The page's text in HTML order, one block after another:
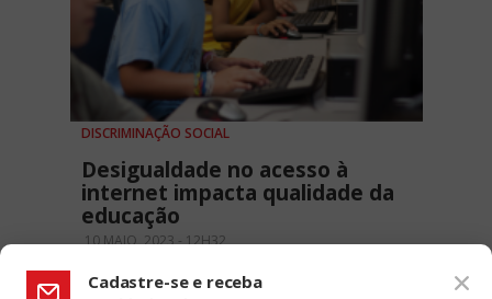
DISCRIMINAÇÃO SOCIAL
Desigualdade no acesso à
internet impacta qualidade da
educação
10 MAIO, 2023 - 12H32
Cadastre-se e receba